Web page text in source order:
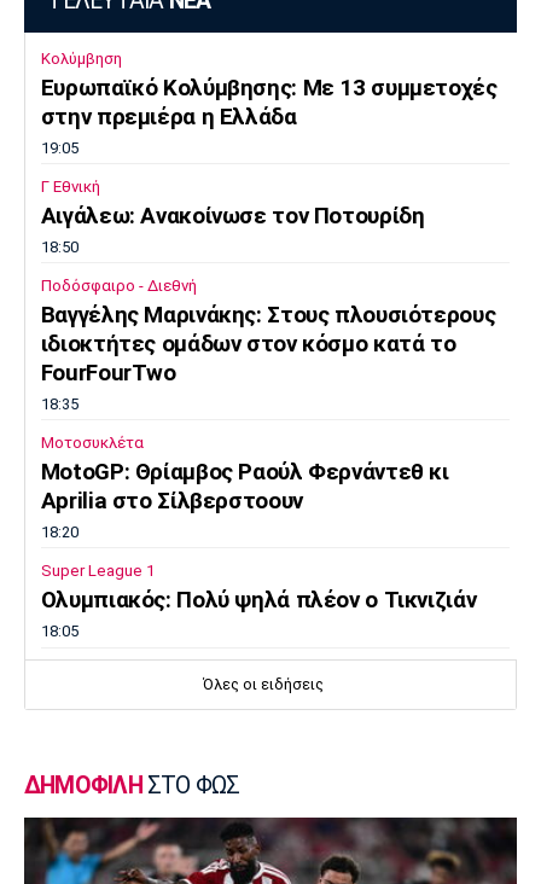
Κολύμβηση
Ευρωπαϊκό Κολύμβησης: Με 13 συμμετοχές
στην πρεμιέρα η Ελλάδα
19:05
Γ Εθνική
Αιγάλεω: Ανακοίνωσε τον Ποτουρίδη
18:50
Ποδόσφαιρο - Διεθνή
Βαγγέλης Μαρινάκης: Στους πλουσιότερους
ιδιοκτήτες ομάδων στον κόσμο κατά το
FourFourTwo
18:35
Μοτοσυκλέτα
MotoGP: Θρίαμβος Ραούλ Φερνάντεθ κι
Aprilia στο Σίλβερστοουν
18:20
Super League 1
Ολυμπιακός: Πολύ ψηλά πλέον ο Τικνιζιάν
18:05
Eurobasket U16: Εύκολη νίκη της Ελλάδας
Super League 2
O Noικοκυράκης στην ΑΕΛ
17:35
Όλες οι ειδήσεις
ΔΗΜΟΦΙΛΗ ΣΤΟ ΦΩΣ